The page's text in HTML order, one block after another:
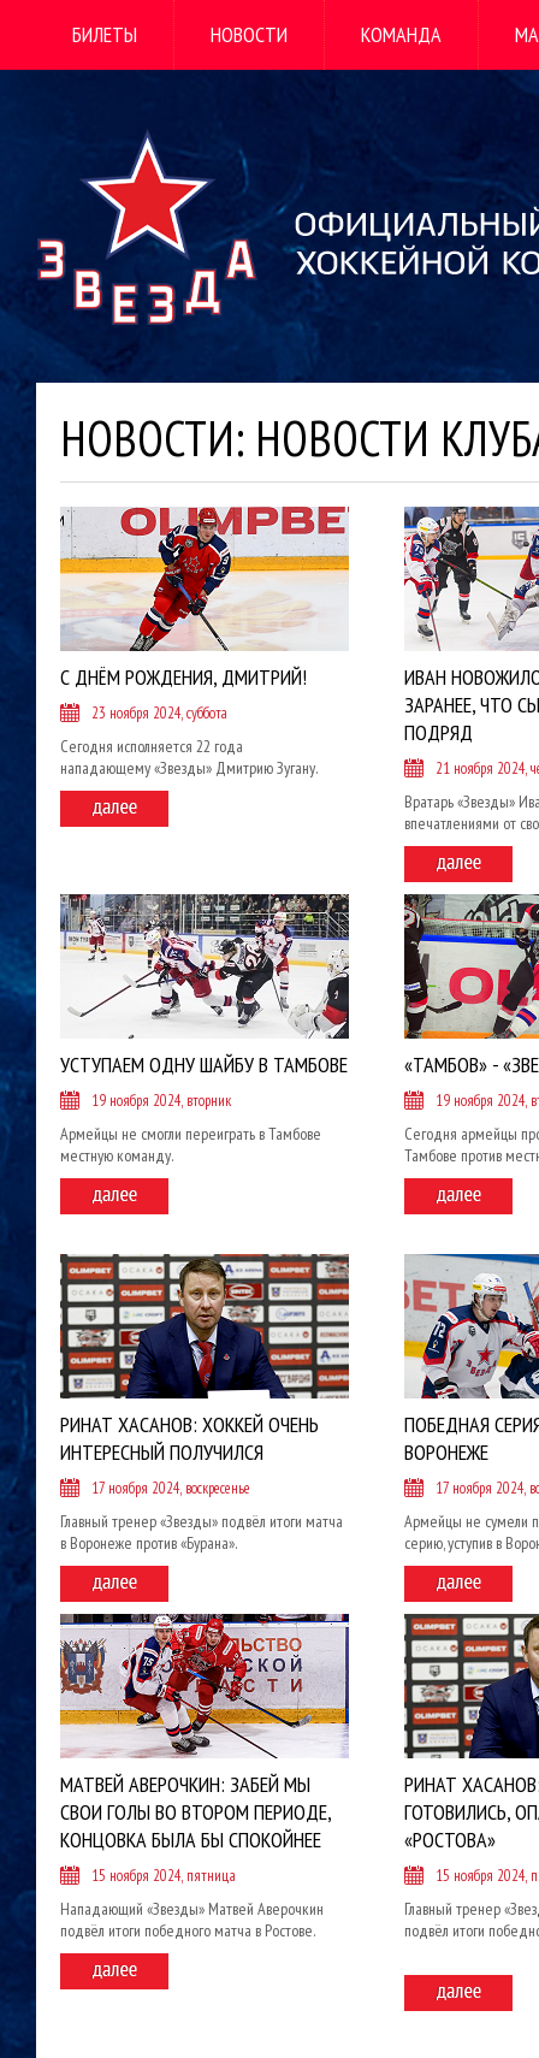
БИЛЕТЫ НОВОСТИ КОМАНДА
НОВОСТИ: НОВОСТИ
С ДНЁМ РОЖДЕНИЯ, ДМИТРИЙ!
23 ноября 2024, суббота
Сегодня исполняется 22 года
нападающему «Звезды» Дмитрию Зугану.
ИВАН
ЗАРАНЕЕ, ЧТО
ПОДРЯД
21 ноября 2024,
Вратарь «Звезды»
впечатлениями от
УСТУПАЕМ ОДНУ ШАЙБУ В ТАМБОВЕ
19 ноября 2024, вторник
Армейцы не смогли переиграть в Тамбове
местную команду.
«ТАМБОВ» -
19 ноября 2024,
Сегодня армейцы
Тамбове против
РИНАТ ХАСАНОВ: ХОККЕЙ ОЧЕНЬ
ИНТЕРЕСНЫЙ ПОЛУЧИЛСЯ
17 ноября 2024, воскресенье
Главный тренер «Звезды» подвёл итоги матча
в Воронеже против «Бурана».
ПОБЕДНАЯ
ВОРОНЕЖЕ
17 ноября 2024,
Армейцы не сумели
серию, уступив в
МАТВЕЙ АВЕРОЧКИН: ЗАБЕЙ МЫ
СВОИ ГОЛЫ ВО ВТОРОМ ПЕРИОДЕ,
КОНЦОВКА БЫЛА БЫ СПОКОЙНЕЕ
15 ноября 2024, пятница
Нападающий «Звезды» Матвей Аверочкин
подвёл итоги победного матча в Ростове.
РИНАТ
ГОТОВИЛИСЬ,
«РОСТОВА»
15 ноября 2024,
Главный тренер
подвёл итоги